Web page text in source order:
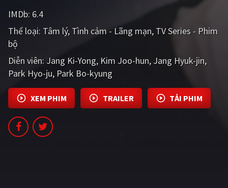
Tổng hợp
CẬP NHẬT
PHIM MỚI
PHIM BỘ
PHIM LẺ
PHIM CHIẾU RẠP
IMDb: 6.4
Thể loại: Tâm lý Tình cảm - Lãng mạn TV Series - Phim
bộ
Diễn viên: Jang Ki-Yong Kim Joo-hun Jang Hyuk-jin
Park Hyo-ju Park Bo-kyung
XEM PHIM TRAILER TẢI PHIM